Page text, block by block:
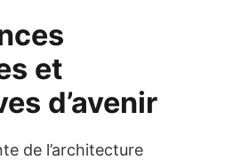
et
d’avenir
de l’architecture